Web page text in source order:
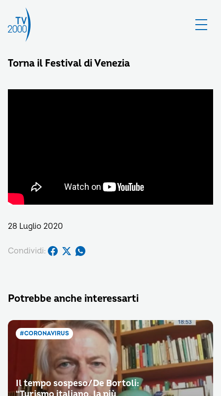
Torna il Festival di Venezia
28 Luglio 2020
Condividi:
Potrebbe anche interessarti
#CORONAVIRUS
Il tempo sospeso/De Bortoli: